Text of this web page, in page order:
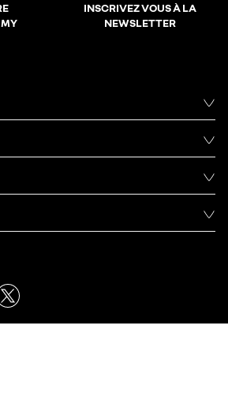
INSCRIVEZ VOUS À LA
NEWSLETTER